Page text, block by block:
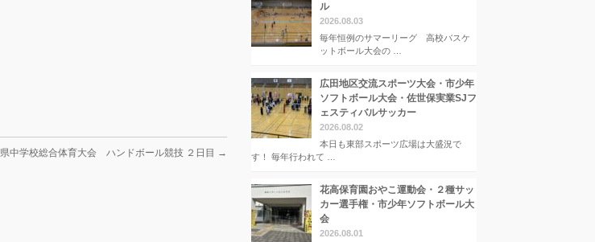
県中学校総合体育大会 ハンドボール競技 ２日目 →
ル
2026.08.03
毎年恒例のサマーリーグ 高校バスケ
ットボール大会の …
広田地区交流スポーツ大会・市少年
ソフトボール大会・佐世保実業SJフ
ェスティバルサッカー
2026.08.02
本日も東部スポーツ広場は大盛況で
す！ 毎年行われて …
花高保育園おやこ運動会・２種サッ
カー選手権・市少年ソフトボール大
会
2026.08.01